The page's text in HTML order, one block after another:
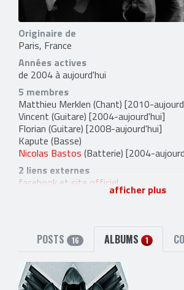
Originaire de
Paris, France
Années actives
de 2004 à aujourd'hui
5 membres
Matthieu Merklen (Chant) [2010-
Vincent (Guitare) [2004-aujourd'hui]
Florian (Guitare) [2008-aujourd'hui]
Kapute (Basse)
Nicolas Bastos (Batterie) [2004-
2 liens externes
facebook et site officiel
afficher plus
POSTS 16 ALBUMS 1